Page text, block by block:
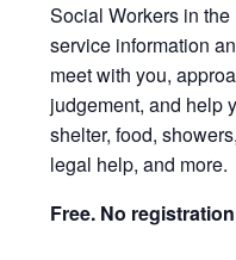
Social Workers in
service information
meet with you,
judgement, and help
shelter, food,
legal help, and more.
Free. No